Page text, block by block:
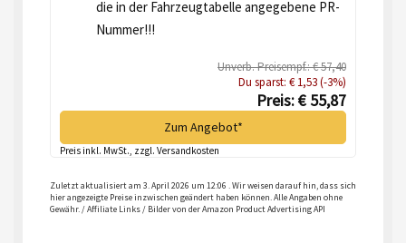
die in der Fahrzeugtabelle angegebene PR-
Nummer!!!
Unverb. Preisempf.: € 57,40
Du sparst: € 1,53 (-3%)
Preis: € 55,87
Zum Angebot*
Preis inkl. MwSt., zzgl. Versandkosten
Zuletzt aktualisiert am 3. April 2026 um 12:06 . Wir weisen darauf hin, dass sich
hier angezeigte Preise inzwischen geändert haben können. Alle Angaben ohne
Gewähr. / Affiliate Links / Bilder von der Amazon Product Advertising API